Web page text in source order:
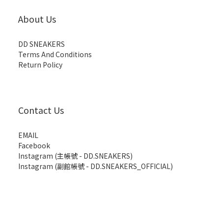
About Us
DD SNEAKERS
Terms And Conditions
Return Policy
Contact Us
EMAIL
Facebook
Instagram (主帳號 - DD.SNEAKERS)
Instagram (副館帳號 - DD.SNEAKERS_OFFICIAL)